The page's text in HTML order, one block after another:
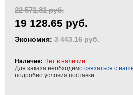
22 571.81 руб.
19 128.65 руб.
Экономия: 3 443.16 руб.
Наличие: Нет в наличии
Для заказа необходимо связаться с
подробно условия поставки.